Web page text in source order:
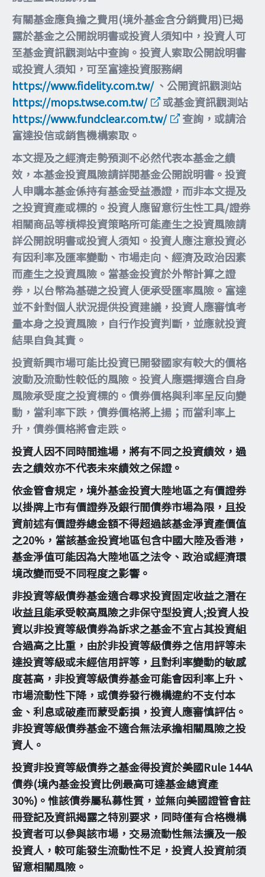
有關基金應負擔之費用(境外基金含分銷費用)已揭
露於基金之公開說明書或投資人須知中，投資人可
至基金資訊觀測站中查詢。投資人索取公開說明書
或投資人須知，可至富達投資服務網
https://www.fidelity.com.tw/、公開資訊觀測站
https://mops.twse.com.tw/
或基金資訊觀測站
https://www.fundclear.com.tw/
查詢，或請洽
富達投信或銷售機構索取。
本文提及之經濟走勢預測不必然代表本基金之績
效，本基金投資風險請詳閱基金公開說明書。投資
人申購本基金係持有基金受益憑證，而非本文提及
之投資資產或標的。投資人應留意衍生性工具/證券
相關商品等槓桿投資策略所可能產生之投資風險請
詳公開說明書或投資人須知。投資人應注意投資必
有因利率及匯率變動、市場走向、經濟及政治因素
而產生之投資風險。當基金投資於外幣計算之證
券，以台幣為基礎之投資人便承受匯率風險。富達
並不針對個人狀況提供投資建議，投資人應審慎考
量本身之投資風險，自行作投資判斷，並應就投資
結果自負其責。
投資新興市場可能比投資已開發國家有較大的價格
波動及流動性較低的風險。投資人應選擇適合自身
風險承受度之投資標的。債券價格與利率呈反向變
動，當利率下跌，債券價格將上揚；而當利率上
升，債券價格將會走跌。
投資人因不同時間進場，將有不同之投資績效，過
去之績效亦不代表未來績效之保證。
依金管會規定，境外基金投資大陸地區之有價證券
以掛牌上市有價證券及銀行間債券市場為限，且投
資前述有價證券總金額不得超過該基金淨資產價值
之20%，當該基金投資地區包含中國大陸及香港，
基金淨值可能因為大陸地區之法令、政治或經濟環
境改變而受不同程度之影響。
非投資等級債券基金適合尋求投資固定收益之潛在
收益且能承受較高風險之非保守型投資人;投資人投
資以非投資等級債券為訴求之基金不宜占其投資組
合過高之比重，由於非投資等級債券之信用評等未
達投資等級或未經信用評等，且對利率變動的敏感
度甚高，非投資等級債券基金可能會因利率上升、
市場流動性下降，或債券發行機構違約不支付本
金、利息或破產而蒙受虧損，投資人應審慎評估。
非投資等級債券基金不適合無法承擔相關風險之投
資人。
投資非投資等級債券之基金得投資於美國Rule 144A
債券(境內基金投資比例最高可達基金總資產
30%)。惟該債券屬私募性質，並無向美國證管會註
冊登記及資訊揭露之特別要求，同時僅有合格機構
投資者可以參與該市場，交易流動性無法擴及一般
投資人，較可能發生流動性不足，投資人投資前須
留意相關風險。